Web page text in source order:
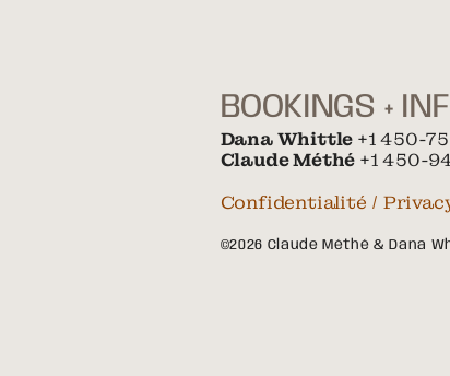
BOOKINGS +
Dana Whittle +1 450-
Claude Méthé +1 450-
Confidentialité /
©2026 Claude Méthé & Dana